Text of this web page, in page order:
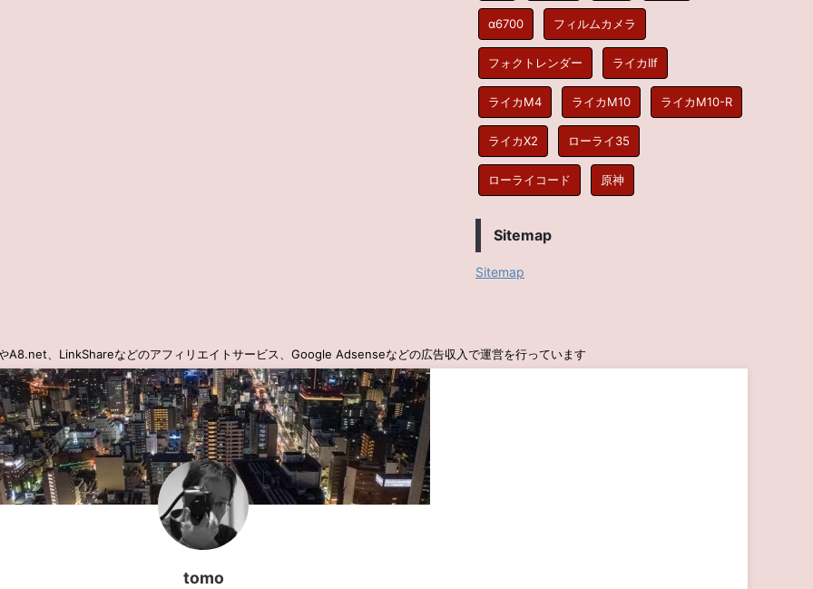
α6700 フィルムカメラ
フォクトレンダー ライカIIf
ライカM4 ライカM10 ライカM10-R
ライカX2 ローライ35
ローライコード 原神
Sitemap
Sitemap
A8.net、LinkShareなどのアフィリエイトサービス、Google Adsenseなどの広告収入で運営を行っています
tomo